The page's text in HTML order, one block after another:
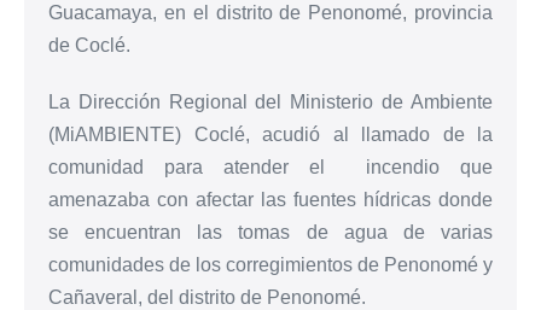
Guacamaya, en el distrito de Penonomé, provincia
de Coclé.
La Dirección Regional del Ministerio de Ambiente
(MiAMBIENTE) Coclé, acudió al llamado de la
comunidad para atender el incendio que
amenazaba con afectar las fuentes hídricas donde
se encuentran las tomas de agua de varias
comunidades de los corregimientos de Penonomé y
Cañaveral, del distrito de Penonomé.